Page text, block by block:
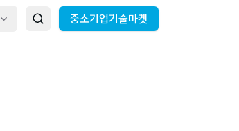
중소기업기술마켓